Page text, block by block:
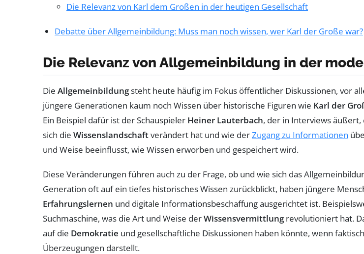
Die Relevanz von Karl dem Großen in der heutigen Gesellschaft
Debatte über Allgemeinbildung: Muss man noch wissen, wer Karl der Große war?
Die Relevanz von Allgemeinbildung in der
Die Allgemeinbildungsteht heute häufig im Fokus öffentlicher Diskussionen, vor
jüngere Generationen kaum noch Wissen über historische Figuren wie Karl der
Ein Beispiel dafür ist der Schauspieler Heiner Lauterbach, der in Interviews äußert,
sich die Wissenslandschaftverändert hat und wie derZugang zu Informationen
und Weise beeinflusst, wie Wissen erworben und gespeichert wird.
Diese Veränderungen führen auch zu der Frage, ob und wie sich das
Generation oft auf ein tiefes historisches Wissen zurückblickt, haben jüngere
Erfahrungslernen und digitale Informationsbeschaffung ausgerichtet ist.
Suchmaschine, was die Art und Weise derWissensvermittlungrevolutioniert hat.
auf die Demokratie und gesellschaftliche Diskussionen haben könnte, wenn
Überzeugungen darstellt.